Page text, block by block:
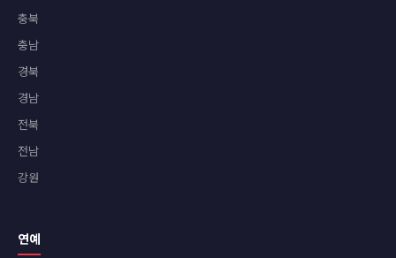
충북
충남
경북
경남
전북
전남
강원
연예